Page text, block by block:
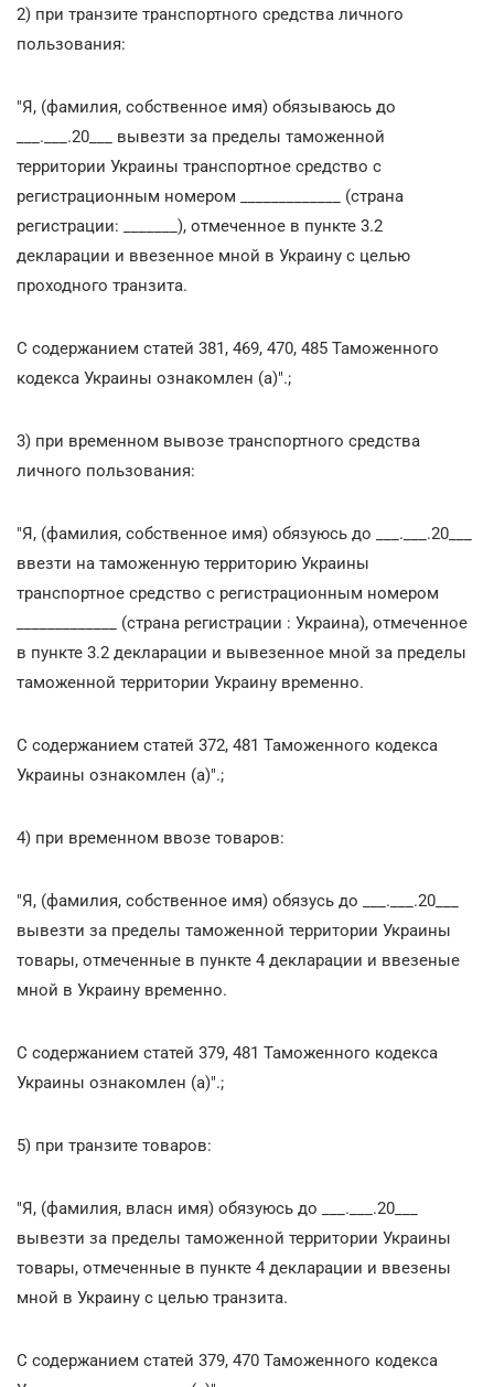
2) при транзите транспортного средства личного
пользования:
"Я, (фамилия, собственное имя) обязываюсь до
___.___.20___ вывезти за пределы таможенной
территории Украины транспортное средство с
регистрационным номером _____________ (страна
регистрации: _______), отмеченное в пункте 3.2
декларации и ввезенное мной в Украину с целью
проходного транзита.
С содержанием статей 381, 469, 470, 485 Таможенного
кодекса Украины ознакомлен (а)".;
3) при временном вывозе транспортного средства
личного пользования:
"Я, (фамилия, собственное имя) обязуюсь до ___.___.20___
ввезти на таможенную территорию Украины
транспортное средство с регистрационным номером
_____________ (страна регистрации : Украина), отмеченное
в пункте 3.2 декларации и вывезенное мной за пределы
таможенной территории Украину временно.
С содержанием статей 372, 481 Таможенного кодекса
Украины ознакомлен (а)".;
4) при временном ввозе товаров:
"Я, (фамилия, собственное имя) обязусь до ___.___.20___
вывезти за пределы таможенной территории Украины
товары, отмеченные в пункте 4 декларации и ввезеные
мной в Украину временно.
С содержанием статей 379, 481 Таможенного кодекса
Украины ознакомлен (а)".;
5) при транзите товаров:
"Я, (фамилия, власн имя) обязуюсь до ___.___.20___
вывезти за пределы таможенной территории Украины
товары, отмеченные в пункте 4 декларации и ввезены
мной в Украину с целью транзита.
С содержанием статей 379, 470 Таможенного кодекса